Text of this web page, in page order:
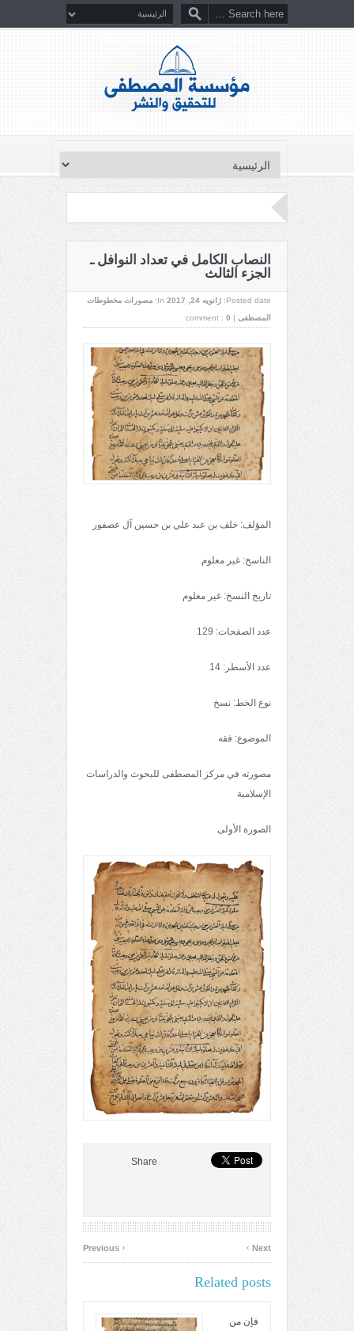
النصاب الكامل في تعداد النوافل ـ
الجزء الثالث
Posted date: ژانویه 24, 2017 In:
مصورات مخطوطات
المصطفى |
comment : 0
المؤلف: خلف بن عبد علي بن حسين آل عصفور
الناسخ: غير معلوم
تاريخ النسخ: غير معلوم
عدد الصفحات: 129
عدد الأسطر: 14
نوع الخط: نسخ
الموضوع: فقه
مصورته في مركز المصطفى للبحوث والدراسات
الإسلامية
الصورة الأولى
Share
‹ Next
›
Related posts
فإن من